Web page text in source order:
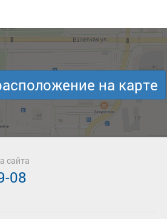
на карте
сайта
08